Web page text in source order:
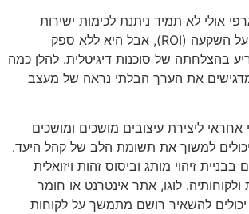
אולי לא תמיד ניתנת לכימות ישירות
במונחים של החזר על השקעה (ROI), אבל היא ללא ספק
בהצלחתה של סוכנות דיגיטלית. להלן כמה
את הערך הבלתי נראה של מעצב
ליצירת עיצובים מושכים ומושכים
למשוך את תשומת הלב של קהל היעד.
בבניית זיהוי מותג וביסוס זהות ויזואלית
ולקוחותיה. לוגו, אתר אינטרנט או חומר
יכולים להשאיר רושם מתמשך על לקוחות